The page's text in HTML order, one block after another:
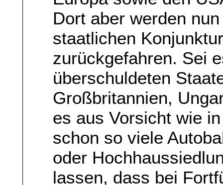
Dort aber werden
staatlichen
zurückgefahren. Sei
überschuldeten
Großbritannien,
es aus Vorsicht wie
schon so viele
oder
lassen, dass bei